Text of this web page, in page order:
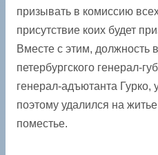
призывать в комиссию
присутствие коих будет
Вместе с этим, должность
петербургского генерал-
генерал-адъютанта
поэтому удалился на
поместье.